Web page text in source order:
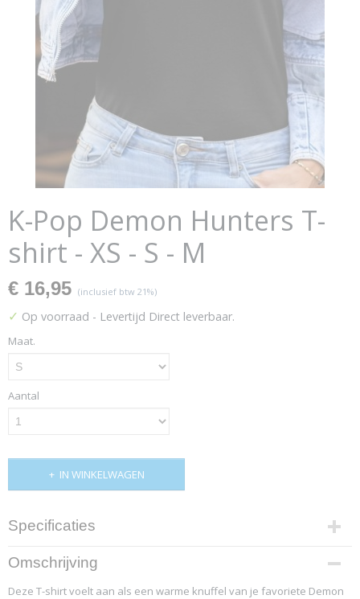
K-Pop Demon Hunters T-
shirt - XS - S - M
€ 16,95 (inclusief btw 21%)
✓ Op voorraad - Levertijd Direct leverbaar.
Maat.
Aantal
IN WINKELWAGEN
Specificaties
Productcode
4823-12269
Omschrijving
Deze T-shirt voelt aan als een warme knuffel van je favoriete Demon